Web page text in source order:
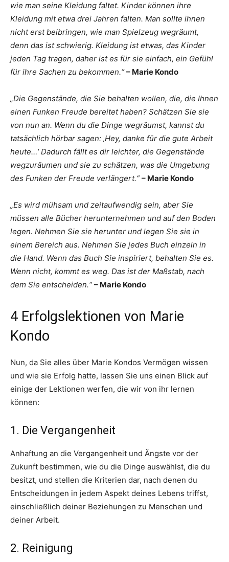
wie man seine Kleidung faltet. Kinder können ihre
Kleidung mit etwa drei Jahren falten. Man sollte ihnen
nicht erst beibringen, wie man Spielzeug wegräumt,
denn das ist schwierig. Kleidung ist etwas, das Kinder
jeden Tag tragen, daher ist es für sie einfach, ein Gefühl
für ihre Sachen zu bekommen.“– Marie Kondo
„Die Gegenstände, die Sie behalten wollen, die, die Ihnen
einen Funken Freude bereitet haben? Schätzen Sie sie
von nun an. Wenn du die Dinge wegräumst, kannst du
tatsächlich hörbar sagen: ‚Hey, danke für die gute Arbeit
heute…‘ Dadurch fällt es dir leichter, die Gegenstände
wegzuräumen und sie zu schätzen, was die Umgebung
des Funken der Freude verlängert.“– Marie Kondo
„Es wird mühsam und zeitaufwendig sein, aber Sie
müssen alle Bücher herunternehmen und auf den Boden
legen. Nehmen Sie sie herunter und legen Sie sie in
einem Bereich aus. Nehmen Sie jedes Buch einzeln in
die Hand. Wenn das Buch Sie inspiriert, behalten Sie es.
Wenn nicht, kommt es weg. Das ist der Maßstab, nach
dem Sie entscheiden.“– Marie Kondo
4 Erfolgslektionen von Marie
Kondo
Nun, da Sie alles über Marie Kondos Vermögen wissen
und wie sie Erfolg hatte, lassen Sie uns einen Blick auf
einige der Lektionen werfen, die wir von ihr lernen
können:
1. Die Vergangenheit
Anhaftung an die Vergangenheit und Ängste vor der
Zukunft bestimmen, wie du die Dinge auswählst, die du
besitzt, und stellen die Kriterien dar, nach denen du
Entscheidungen in jedem Aspekt deines Lebens triffst,
einschließlich deiner Beziehungen zu Menschen und
deiner Arbeit.
2. Reinigung